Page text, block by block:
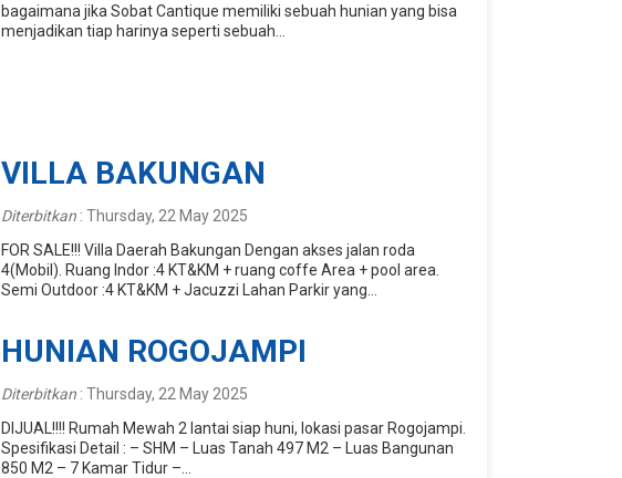
bagaimana jika Sobat Cantique memiliki sebuah hunian yang bisa
menjadikan tiap harinya seperti sebuah...
VILLA BAKUNGAN
Diterbitkan :Thursday, 22 May 2025
FOR SALE!!! Villa Daerah Bakungan Dengan akses jalan roda
4(Mobil). Ruang Indor :4 KT&KM + ruang coffe Area + pool area.
Semi Outdoor :4 KT&KM + Jacuzzi Lahan Parkir yang...
HUNIAN ROGOJAMPI
Diterbitkan :Thursday, 22 May 2025
DIJUAL!!!! Rumah Mewah 2 lantai siap huni, lokasi pasar Rogojampi.
Spesifikasi Detail : – SHM – Luas Tanah 497 M2 – Luas Bangunan
850 M2 – 7 Kamar Tidur –...